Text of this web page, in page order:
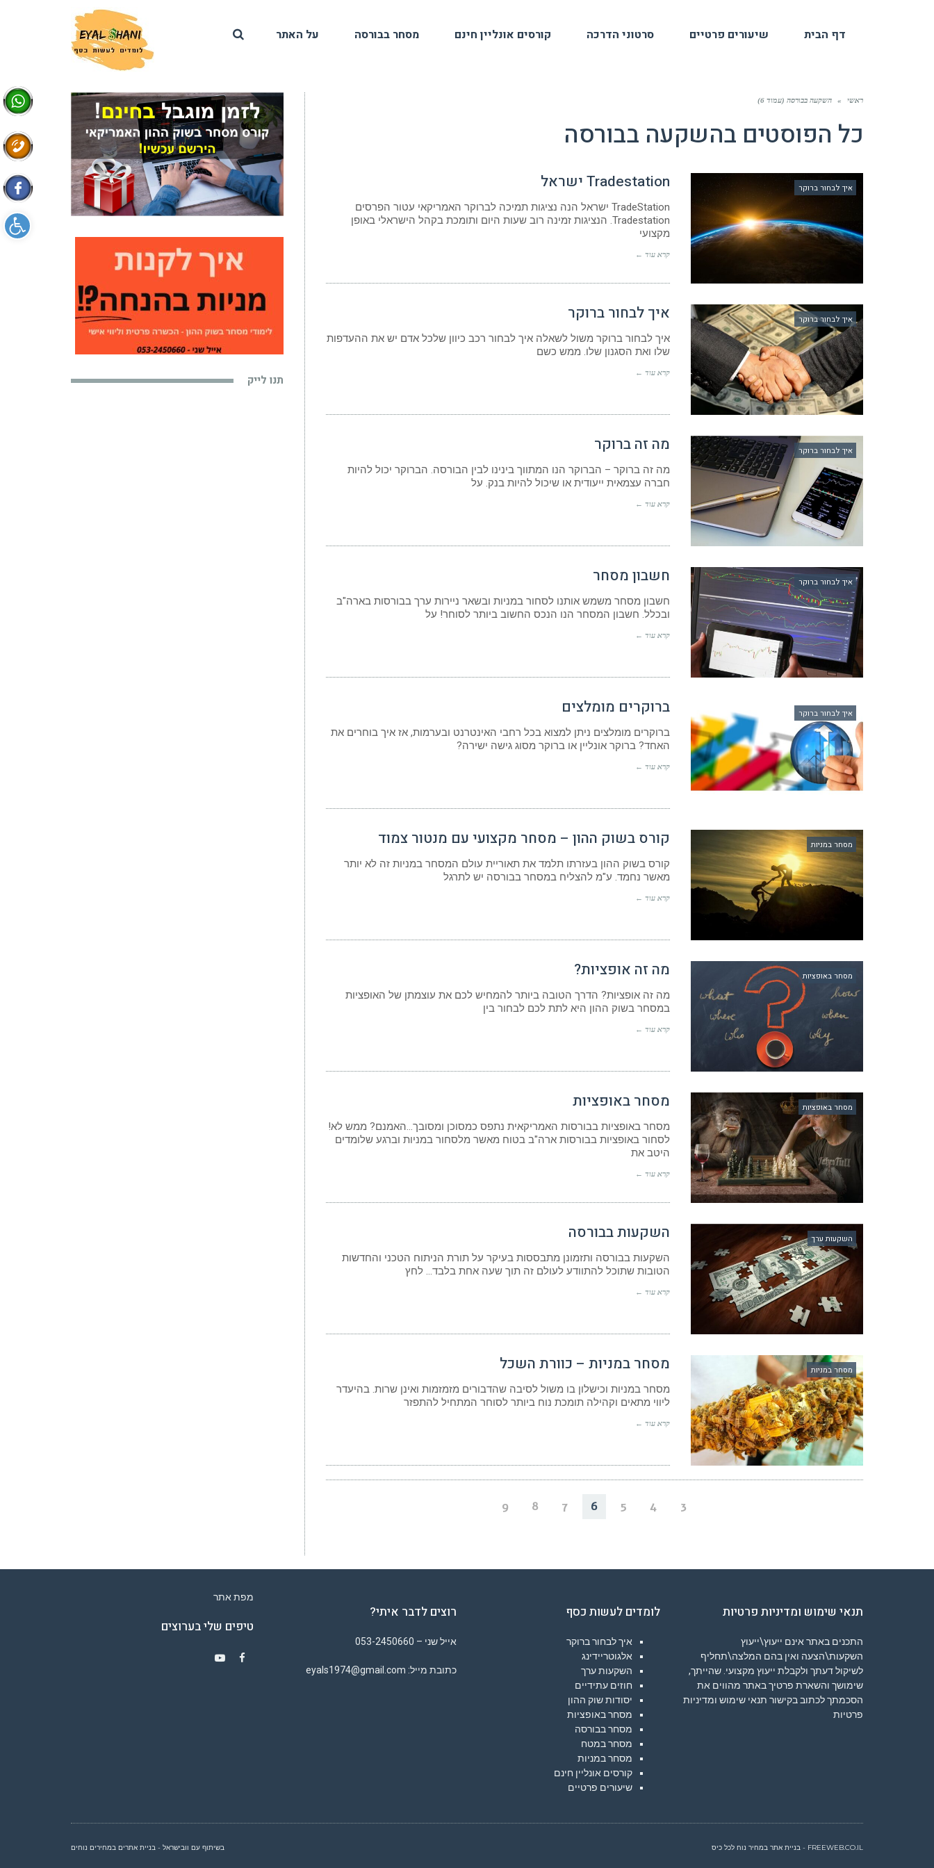
דף הבית שיעורים פרטיים סרטוני הדרכה קורסים אונליין חינם מסחר בבורסה על האתר
ראשי » השקעה בבורסה (עמוד 6)
כל הפוסטים בהשקעה בבורסה
איך לבחור ברוקר Tradestation ישראל
TradeStation ישראל הנה נציגות תמיכה לברוקר האמריקאי עטור הפרסים
Tradestation. הנציגות זמינה רוב שעות היום ותומכת בקהל הישראלי באופן
מקצועי
קרא עוד ←
איך לבחור ברוקר איך לבחור ברוקר
איך לבחור ברוקר משול לשאלה איך לבחור רכב כיוון שלכל אדם יש את ההעדפות
שלו ואת הסגנון שלו. ממש כשם
קרא עוד ←
איך לבחור ברוקר מה זה ברוקר
מה זה ברוקר – הברוקר הנו המתווך בינינו לבין הבורסה. הברוקר יכול להיות
חברה עצמאית ייעודית או שיכול להיות בנק. על
קרא עוד ←
איך לבחור ברוקר חשבון מסחר
חשבון מסחר משמש אותנו לסחור במניות ובשאר ניירות ערך בבורסות בארה"ב
ובכלל. חשבון המסחר הנו הנכס החשוב ביותר לסוחר! על
קרא עוד ←
איך לבחור ברוקר ברוקרים מומלצים
ברוקרים מומלצים ניתן למצוא בכל רחבי האינטרנט ובערמות, אז איך בוחרים את
האחד? ברוקר אונליין או ברוקר מסוג גישה ישירה?
קרא עוד ←
מסחר במניות קורס בשוק ההון – מסחר מקצועי עם מנטור צמוד
קורס בשוק ההון בעזרתו תלמד את תאוריית עולם המסחר במניות זה לא יותר
מאשר נחמד. ע"מ להצליח במסחר בבורסה יש לתרגל
קרא עוד ←
מסחר באופציות מה זה אופציות?
מה זה אופציות? הדרך הטובה ביותר להמחיש לכם את עוצמתן של האופציות
במסחר בשוק ההון היא לתת לכם לבחור בין
קרא עוד ←
מסחר באופציות מסחר באופציות
מסחר באופציות בבורסות האמריקאית נתפס כמסוכן ומסובך…האמנם? ממש לא!
לסחור באופציות בבורסות ארה"ב בטוח מאשר מלסחור במניות וברגע שלומדים
היטב את
קרא עוד ←
השקעות ערך השקעות בבורסה
השקעות בבורסה ותזמונן מתבססות בעיקר על תורת הניתוח הטכני והחדשות
הטובות שתוכל להתוודע לעולם זה תוך שעה אחת בלבד… לחץ
קרא עוד ←
מסחר במניות מסחר במניות – כוורת השכל
מסחר במניות וכישלון בו משול לסיבה שהדבורים מזמזמות ואינן שרות. בהיעדר
ליווי מתאים וקהילה תומכת נוח ביותר לסוחר המתחיל להתפזר
קרא עוד ←
3
4
5
6
7
8
9
תנו לייק
תנאי שימוש ומדיניות פרטיות
התכנים באתר אינם ייעוץ\ייעוץ
השקעות\הצעה ואין בהם המלצה\תחליף
לשיקול דעתך ולקבלת ייעוץ מקצועי. שהייתך,
שימושך והשארת פרטיך באתר מהווים את
הסכמתך לכתוב בקישור תנאי שימוש ומדיניות
פרטיות
לומדים לעשות כסף
איך לבחור ברוקר
אלגוטריידינג
השקעות ערך
חוזים עתידיים
יסודות שוק ההון
מסחר באופציות
מסחר בבורסה
מסחר במטח
מסחר במניות
קורסים אונליין חינם
שיעורים פרטיים
רוצים לדבר איתי?
אייל שני – 053-2450660
כתובת מייל: eyals1974@gmail.com
מפת אתר
טיפים שלי בערוצים
בשיתוף עם וובישראל - בניית אתרים במחירים נוחים FREEWEB.CO.IL - בניית אתר במחיר נוח לכל כיס
פתח